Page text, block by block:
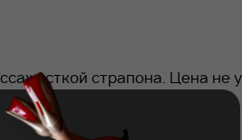
страпона. Цена не